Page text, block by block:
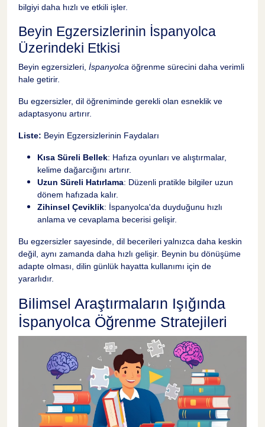
bilgiyi daha hızlı ve etkili işler.
Beyin Egzersizlerinin İspanyolca
Üzerindeki Etkisi
Beyin egzersizleri, İspanyolca öğrenme sürecini daha verimli
hale getirir.
Bu egzersizler, dil öğreniminde gerekli olan esneklik ve
adaptasyonu artırır.
Liste: Beyin Egzersizlerinin Faydaları
Kısa Süreli Bellek: Hafıza oyunları ve alıştırmalar,
kelime dağarcığını artırır.
Uzun Süreli Hatırlama: Düzenli pratikle bilgiler uzun
dönem hafızada kalır.
Zihinsel Çeviklik: İspanyolca'da duyduğunu hızlı
anlama ve cevaplama becerisi gelişir.
Bu egzersizler sayesinde, dil becerileri yalnızca daha keskin
değil, aynı zamanda daha hızlı gelişir. Beynin bu dönüşüme
adapte olması, dilin günlük hayatta kullanımı için de
yararlıdır.
Bilimsel Araştırmaların Işığında
İspanyolca Öğrenme Stratejileri